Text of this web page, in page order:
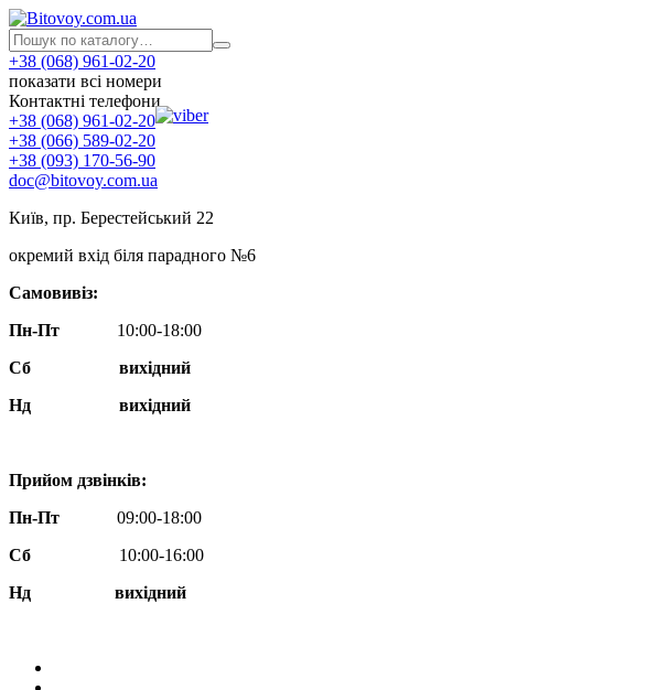
+38 (068) 961-02-20
показати всі номери
Контактні телефони
+38 (068) 961-02-20
+38 (066) 589-02-20
+38 (093) 170-56-90
doc@bitovoy.com.ua
Київ, пр. Берестейський 22
окремий вхід біля парадного №6
Самовивіз:
Пн-Пт
10:00-18:00
Сб
вихідний
Нд
вихідний
Прийом дзвінків:
Пн-Пт
09:00-18:00
Сб
10:00-16:00
Нд вихідний